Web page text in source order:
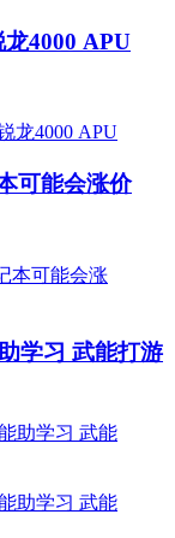
4000 APU
可能会涨价
学习 武能打游